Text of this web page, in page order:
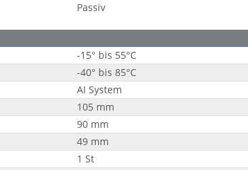
Passiv
-15° bis 55°C
-40° bis 85°C
AI System
105 mm
90 mm
49 mm
1 St